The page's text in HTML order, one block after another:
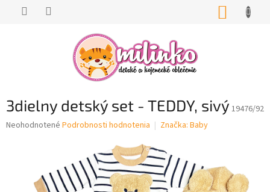
3dielny detský set - TEDDY, sivý 19476/92
Priemerné
Neohodnotené Podrobnosti hodnotenia Značka: Baby